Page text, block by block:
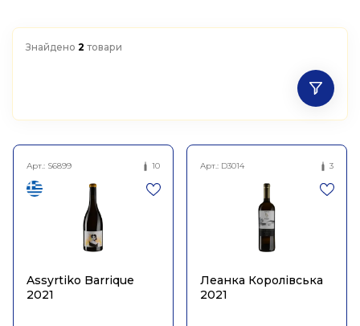
Знайдено 2 товари
Арт.: S6899 10
Assyrtiko Barrique
2021
Арт.: D3014 3
Леанка Королівська
2021